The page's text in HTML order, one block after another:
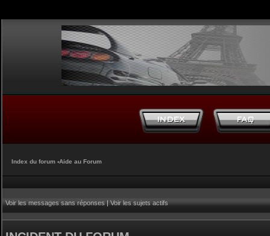
Index du forum ‹Aide au Forum
Voir les messages sans réponses|Voir les sujets actifs